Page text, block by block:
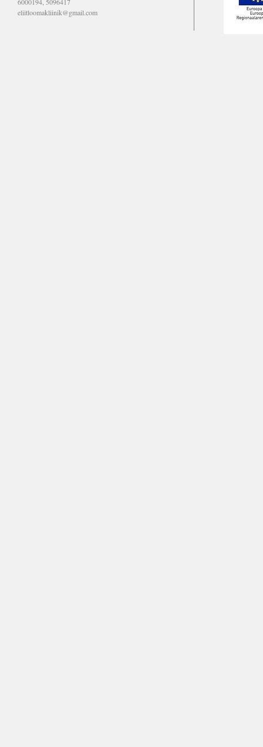
eliitloomakliinik@gmail.com